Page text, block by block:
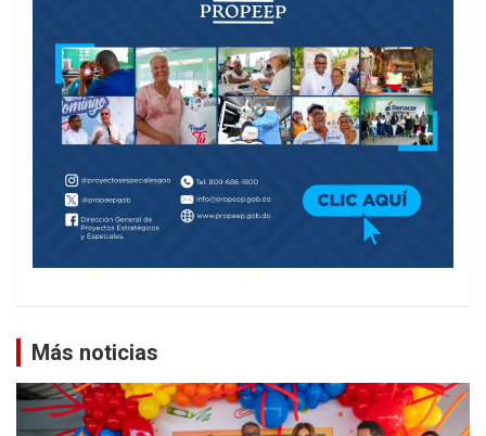
Más noticias